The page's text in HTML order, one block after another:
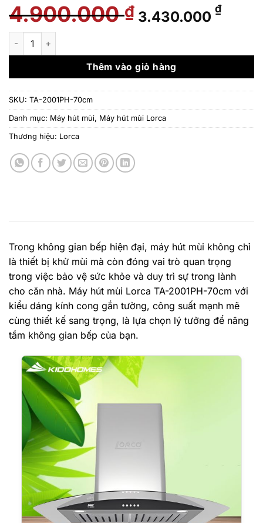
4.900.000₫ Giá
gốc
4.900.000 ₫.
3.430.000 ₫Giá
là:
Máy hút mùi Lorca TA-2001PH-70cm số lượng
Thêm vào giỏ hàng
SKU: TA-2001PH-70cm
Danh mục: Máy hút mùi, Máy hút mùi Lorca
Thương hiệu: Lorca
Trong không gian bếp hiện đại, máy hút mùi không chỉ
là thiết bị khử mùi mà còn đóng vai trò quan trọng
trong việc bảo vệ sức khỏe và duy trì sự trong lành
cho căn nhà. Máy hút mùi Lorca TA-2001PH-70cm với
kiểu dáng kính cong gắn tường, công suất mạnh mẽ
cùng thiết kế sang trọng, là lựa chọn lý tưởng để nâng
tầm không gian bếp của bạn.